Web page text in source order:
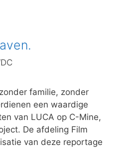
familie, zonder
een waardige
van LUCA op C-Mine,
De afdeling Film
van deze reportage